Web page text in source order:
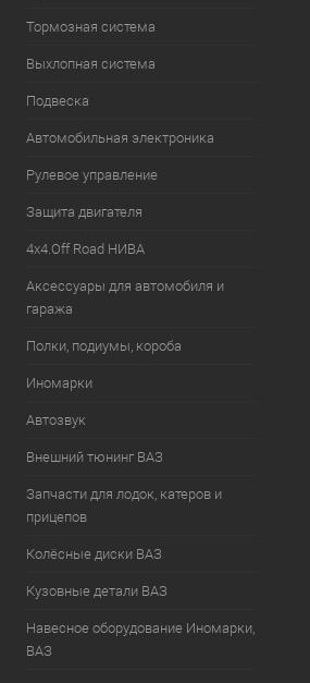
Тормозная система
Выхлопная система
Подвеска
Автомобильная электроника
Рулевое управление
Защита двигателя
4х4.Off Road НИВА
Аксессуары для автомобиля и
гаража
Полки, подиумы, короба
Иномарки
Автозвук
Внешний тюнинг ВАЗ
Запчасти для лодок, катеров и
прицепов
Колёсные диски ВАЗ
Кузовные детали ВАЗ
Навесное оборудование Иномарки,
ВАЗ